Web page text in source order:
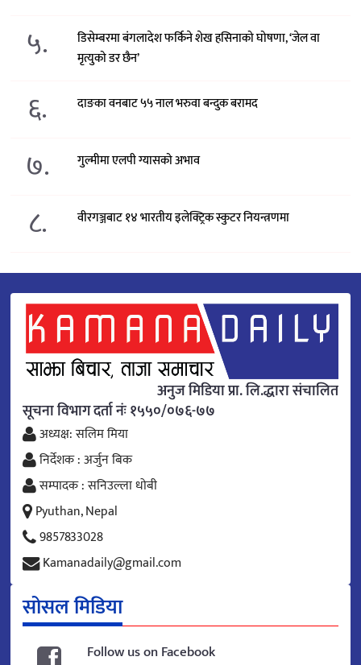
५.
डिसेम्बरमा बंगलादेश फर्किने शेख हसिनाको घोषणा, ‘जेल वा
मृत्युको डर छैन’
६. दाङका वनबाट ५५ नाल भरुवा बन्दुक बरामद
७. गुल्मीमा एलपी ग्यासको अभाव
८. वीरगञ्जबाट १४ भारतीय इलेक्ट्रिक स्कुटर नियन्त्रणमा
अनुज मिडिया प्रा. लि.द्धारा संचालित
सूचना विभाग दर्ता नंः १५५०/०७६-७७
अध्यक्ष: सलिम मिया
निर्देशक : अर्जुन बिक
सम्पादक : सनिउल्ला धोबी
Pyuthan, Nepal
9857833028
Kamanadaily@gmail.com
सोसल मिडिया
Follow us on Facebook